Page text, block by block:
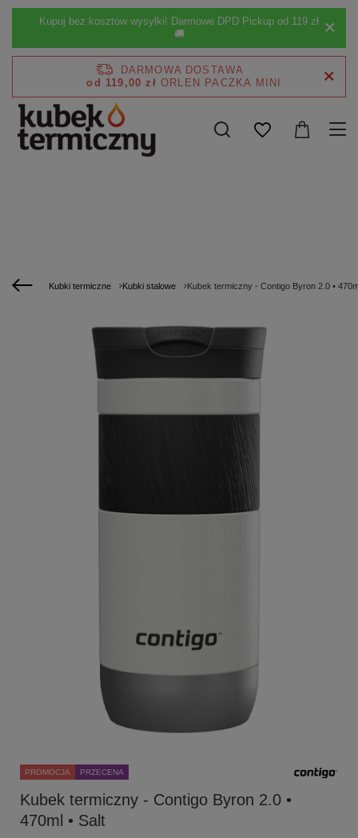
Kupuj bez kosztów wysyłki! Darmowe DPD Pickup od 119 zł
🚚
DARMOWA DOSTAWA
od 119,00 zł
Kubki termiczne Kubki stalowe Kubek termiczny - Contigo Byron 2.0 •
PROMOCJA PRZECENA
Kubek termiczny - Contigo Byron 2.0 •
470ml • Salt